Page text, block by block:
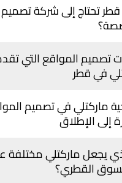
قطر تحتاج إلى شركة
تصميم المواقع التي
في قطر
ماركتلي في تصميم
إلى الإطلاق
يجعل ماركتلي مختلفة
القطري؟